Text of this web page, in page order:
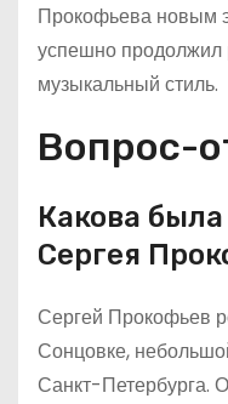
Прокофьева новым
успешно продолжил
музыкальный стиль.
Вопрос-
Какова
Сергея
Сергей Прокофьев
Сонцовке,
Санкт-Петербурга.